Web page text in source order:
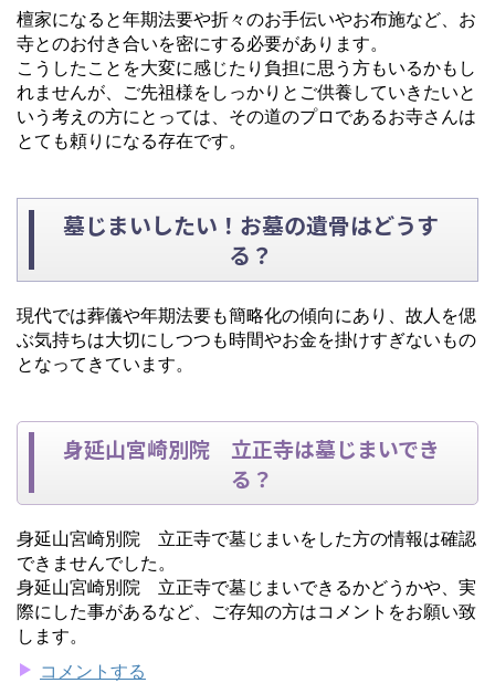
檀家になると年期法要や折々のお手伝いやお布施など、お
寺とのお付き合いを密にする必要があります。
こうしたことを大変に感じたり負担に思う方もいるかもし
れませんが、ご先祖様をしっかりとご供養していきたいと
いう考えの方にとっては、その道のプロであるお寺さんは
とても頼りになる存在です。
墓じまいしたい！お墓の遺骨はどうす
る？
現代では葬儀や年期法要も簡略化の傾向にあり、故人を偲
ぶ気持ちは大切にしつつも時間やお金を掛けすぎないもの
となってきています。
身延山宮崎別院 立正寺は墓じまいでき
る？
身延山宮崎別院 立正寺で墓じまいをした方の情報は確認
できませんでした。
身延山宮崎別院 立正寺で墓じまいできるかどうかや、実
際にした事があるなど、ご存知の方はコメントをお願い致
します。
コメントする